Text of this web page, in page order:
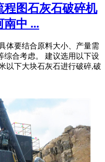
程图石灰石破碎机
南中 ...
体要结合原料大小、产量需
综合考虑。 建议选用以下设
以下大块石灰石进行破碎,破